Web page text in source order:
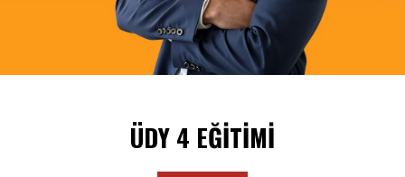
ÜDY 4 EĞİTİMİ